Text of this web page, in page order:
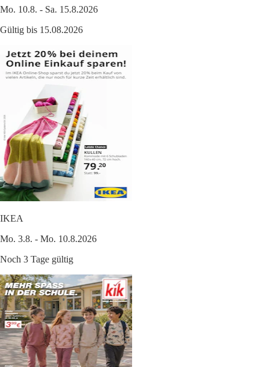
Mo. 10.8. - Sa. 15.8.2026
Gültig bis 15.08.2026
IKEA
Mo. 3.8. - Mo. 10.8.2026
Noch 3 Tage gültig